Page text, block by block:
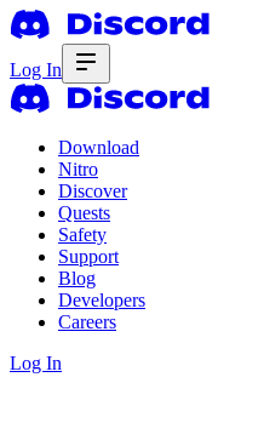
Log In
Download
Nitro
Discover
Quests
Safety
Support
Blog
Developers
Careers
Log In